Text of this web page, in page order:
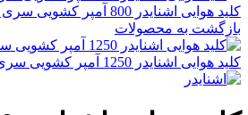
کلید هوایی اشنایدر 800 آمپر کشویی سری NT
بازگشت به محصولات
کلید هوایی اشنایدر 1250 آمپر کشویی سری NT